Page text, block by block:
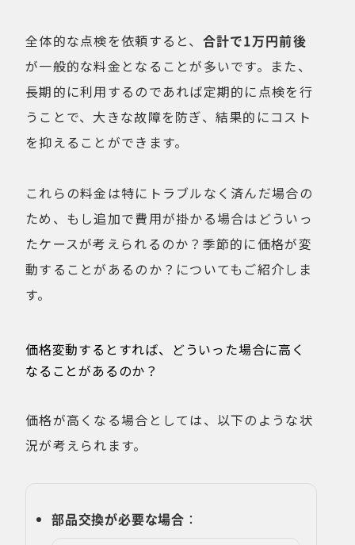
全体的な点検を依頼すると、 合計で1万円前後
が一般的な料金となることが多いです。また、
長期的に利用するのであれば定期的に点検を行
うことで、大きな故障を防ぎ、結果的にコスト
を抑えることができます。
これらの料金は特にトラブルなく済んだ場合の
ため、もし追加で費用が掛かる場合はどういっ
たケースが考えられるのか？季節的に価格が変
動することがあるのか？についてもご紹介しま
す。
価格変動するとすれば、どういった場合に高く
なることがあるのか？
価格が高くなる場合としては、以下のような状
況が考えられます。
部品交換が必要な場合 ：